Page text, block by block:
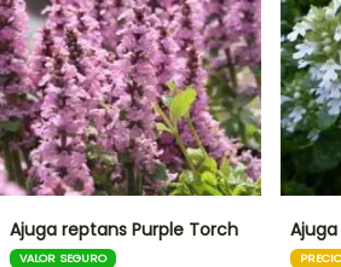
Ajuga reptans Purple Torch
VALOR SEGURO